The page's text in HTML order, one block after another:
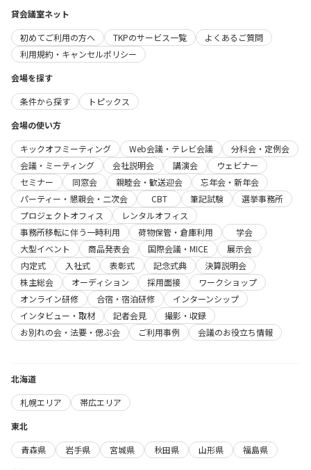
貸会議室ネット
初めてご利用の方へ
TKPのサービス一覧
よくあるご質問
利用規約・キャンセルポリシー
会場を探す
条件から探す
トピックス
会場の使い方
キックオフミーティング
Web会議・テレビ会議
分科会・定例会
会議・ミーティング
会社説明会 講演会
ウェビナー
セミナー
同窓会 親睦会・歓送迎会
忘年会・新年会
パーティー・懇親会・二次会
CBT 筆記試験
選挙事務所
プロジェクトオフィス
レンタルオフィス
事務所移転に伴う一時利用
荷物保管・倉庫利用
学会
大型イベント
商品発表会 国際会議・MICE
展示会
内定式
入社式 表彰式 記念式典
決算説明会
株主総会
オーディション 採用面接
ワークショップ
オンライン研修
合宿・宿泊研修
インターンシップ
インタビュー・取材
記者会見
撮影・収録
お別れの会・法要・偲ぶ会
ご利用事例 会議のお役立ち情報
北海道
札幌エリア
帯広エリア
東北
青森県
岩手県 宮城県 秋田県 山形県
福島県